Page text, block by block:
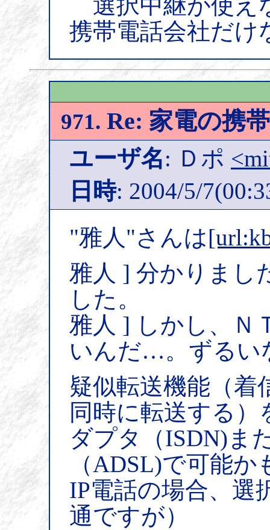
選択中継が使え
携帯電話会社だけ
971. Re: 家電の携
ユーザ名: Ｄポ
日時: 2004/5/
"雅人"さんは
雅人 ] 分かりまし
した。
雅人 ] しかし、Ｎ
いんだ…。ずるい
疑似転送機能（着
同時に転送する
ダプタ（ISDN)ま
（ADSL)で可能
IP電話の場合、選
通ですが）